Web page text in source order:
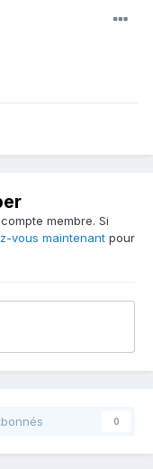
membre. Si
vous maintenant pour
0